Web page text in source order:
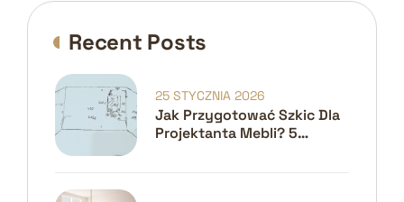
Recent Posts
Jak Przygotować Szkic Dla
Projektanta Mebli? 5
25 STYCZNIA 2026